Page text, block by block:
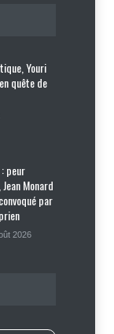
Youri
quête de
peur
Monard
par
2026